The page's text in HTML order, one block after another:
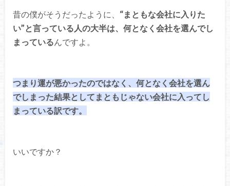
昔の僕がそうだったように、 “まともな会社に入りた
い”と言っている人の大半は、何となく会社を選んでし
まっているんですよ。
つまり運が悪かったのではなく、何となく会社を選ん
でしまった結果としてまともじゃない会社に入ってし
まっている訳です。
いいですか？